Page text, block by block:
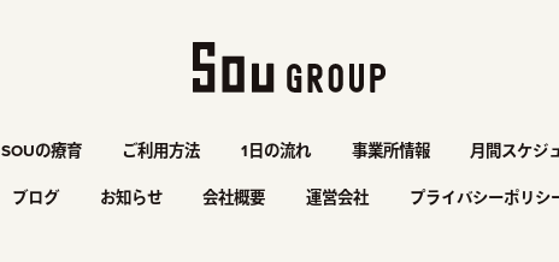
SOUの療育 ご利用方法 1日の流れ 事業所情報
月間スケジ
ブログ
お知らせ 会社概要 運営会社 プライバシーポリシ